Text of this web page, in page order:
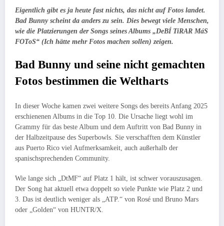
Eigentlich gibt es ja heute fast nichts, das nicht auf Fotos landet.
Bad Bunny scheint da anders zu sein. Dies bewegt viele Menschen,
wie die Platzierungen der Songs seines Albums „DeBÍ TiRAR MáS
FOToS“ (Ich hätte mehr Fotos machen sollen) zeigen.
Bad Bunny und seine nicht gemachten
Fotos bestimmen die Weltharts
In dieser Woche kamen zwei weitere Songs des bereits Anfang 2025
erschienenen Albums in die Top 10. Die Ursache liegt wohl im
Grammy für das beste Album und dem Auftritt von Bad Bunny in
der Halbzeitpause des Superbowls. Sie verschafften dem Künstler
aus Puerto Rico viel Aufmerksamkeit, auch außerhalb der
spanischsprechenden Community.
Wie lange sich „DtMF“ auf Platz 1 hält, ist schwer vorauszusagen.
Der Song hat aktuell etwa doppelt so viele Punkte wie Platz 2 und
3. Das ist deutlich weniger als „ATP.“ von Rosé und Bruno Mars
oder „Golden“ von HUNTR/X.